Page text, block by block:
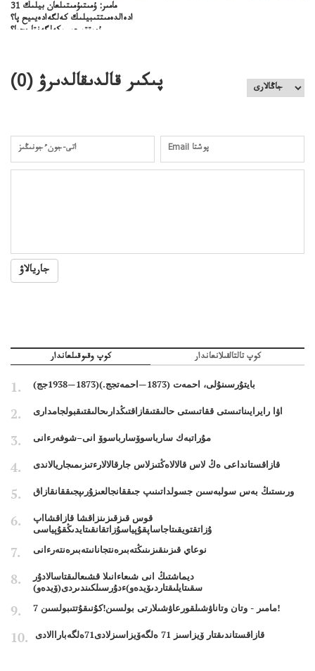
31 مامىر: ۇمىتىۇمىتىلعان بيلىك
ادەالدەمىتتىبيلىك كەلگەادەيىيح پا؟
ۇمىتتىرعىسىكەلگەنتاريحپا؟
پىكىر قالدىقالدىرۋ (0
)
جاريالاۋ
كوپ وقىوقىلعاندار كوپ تالتالقىلانعاندار
بايتۇرسىنۇلى، احمەت (1873—احمەتجج.)(1873—1938جج)
اۋا رايرايىناتىستى ققاتىستى حالىقتىقازاقتىڭدارىحالىقتىقبولجامدارى
مۇراتبەك سارباسوۆسارباسوۆ انى–شوفەرءانى
قازاقستانداعى ەڭ لاس قالالاەڭتىزلاس جارقالالارءتىزىمىجاريالاندى
ورىستىڭ بەس سولبەسىن جسولداتىنىپ جىققانجالعىزۇرىپجىققانقازاق
قوس قىزقىزىنزاقشا قازاقشااپ
ۇزاتقتويقىتاجاساپقۇپياسۇزاتقانقىتايدىڭقۇپياسى
نوعاي قىزىنقىزىنىڭتەبىرەنتجانانىتەبىرەنتەرءانى
ديماشتىڭ انى شىعاءانىلا قشىعالىقتاسالادۇر
سقىتايلىقتاردىۆيدەو)ءدۇرسىلكىندىردى(ۆيدەو)
7 مامىر - وتان وتاناۋشىلقورعاۋشىلارتى بولسىن!كۇنىقۇتتىبولسىن!
قازاقستاندىقتار ۆيزاسىز 71 ەلگەۆيزاسىزلادى71ەلگەباراالادى